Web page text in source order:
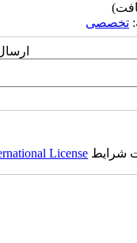
تخصصی
شرایط License